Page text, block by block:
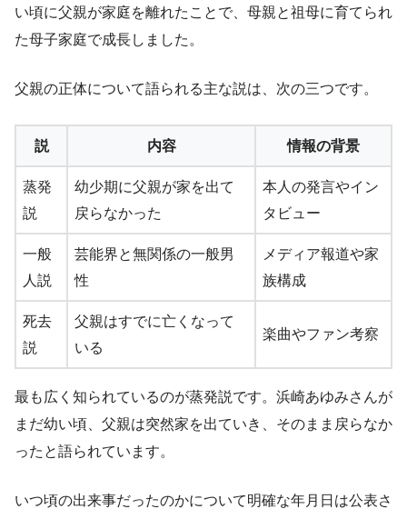
い頃に父親が家庭を離れたことで、母親と祖母に育てられ
た母子家庭で成長しました。
父親の正体について語られる主な説は、次の三つです。
説 内容 情報の背景
蒸発
説
幼少期に父親が家を出て
戻らなかった
本人の発言やイン
タビュー
一般
人説
芸能界と無関係の一般男
性
メディア報道や家
族構成
死去
説
父親はすでに亡くなって
いる
楽曲やファン考察
最も広く知られているのが蒸発説です。浜崎あゆみさんが
まだ幼い頃、父親は突然家を出ていき、そのまま戻らなか
ったと語られています。
いつ頃の出来事だったのかについて明確な年月日は公表さ